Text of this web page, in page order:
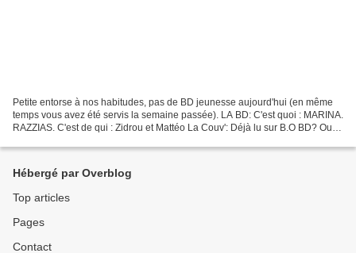
Petite entorse à nos habitudes, pas de BD jeunesse aujourd'hui (en même
temps vous avez été servis la semaine passée). LA BD: C'est quoi : MARINA.
RAZZIAS. C'est de qui : Zidrou et Mattéo La Couv': Déjà lu sur B.O BD? Oui,
Hébergé par Overblog
Top articles
Pages
Contact